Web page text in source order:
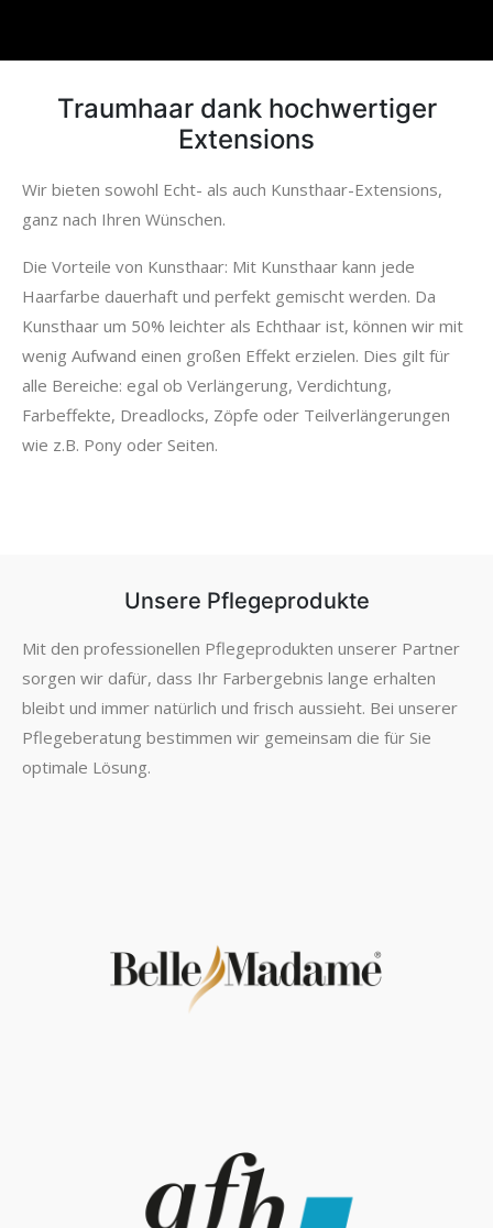
Traumhaar dank hochwertiger
Extensions
Wir bieten sowohl Echt- als auch Kunsthaar-Extensions,
ganz nach Ihren Wünschen.
Die Vorteile von Kunsthaar: Mit Kunsthaar kann jede
Haarfarbe dauerhaft und perfekt gemischt werden. Da
Kunsthaar um 50% leichter als Echthaar ist, können wir mit
wenig Aufwand einen großen Effekt erzielen. Dies gilt für
alle Bereiche: egal ob Verlängerung, Verdichtung,
Farbeffekte, Dreadlocks, Zöpfe oder Teilverlängerungen
wie z.B. Pony oder Seiten.
Unsere Pflegeprodukte
Mit den professionellen Pflegeprodukten unserer Partner
sorgen wir dafür, dass Ihr Farbergebnis lange erhalten
bleibt und immer natürlich und frisch aussieht. Bei unserer
Pflegeberatung bestimmen wir gemeinsam die für Sie
optimale Lösung.